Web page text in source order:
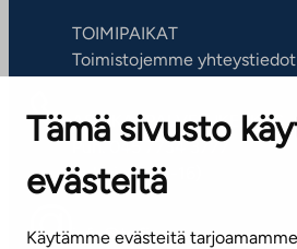
Tämä sivusto
evästeitä
Käytämme evästeitä
TOIMIPAIKAT
Toimistojemme yhteystiedot
ASIAKASPALVELUKESKUS
Puh. 045 7734 3777
(arkisin klo 8-16)
info@ta.fi